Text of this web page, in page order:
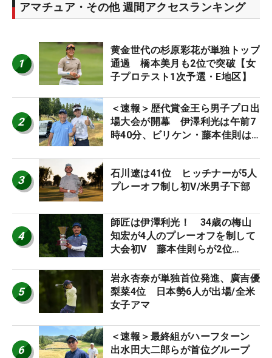
アマチュア・その他 週間アクセスランキング
1
黄金世代の杉原彩花が単独トップ
通過 橋本美月も2位で突破【女
子プロテスト1次予選・E地区】
2
＜速報＞歴代賞金王ら男子プロ出
場大会が開幕 伊澤利光は午前7
時40分、ビリケン・藤本佳則は
STAGE JOYX OPEN】
3
石川遼は41位 ヒッチナーが5人
プレーオフ制し初V/米男子下部
4
師匠は伊澤利光！ 34歳の梅山
知宏が4人のプレーオフを制して
大会初V 藤本佳則らが2位
5
岩永杏奈が単独首位発進、廣吉優
梨菜4位 日本勢6人が出場/全米
女子アマ
6
＜速報＞最終組がハーフターン
出水田大二郎らが首位グループ